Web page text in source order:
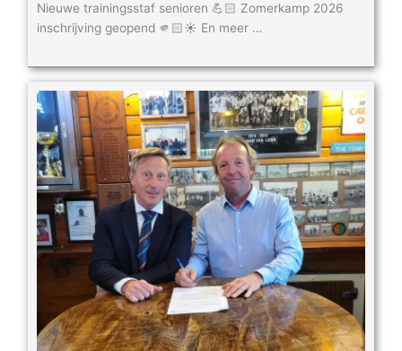
Nieuwe trainingsstaf senioren 💪🏻 Zomerkamp 2026
inschrijving geopend 🫵🏻☀️ En meer …